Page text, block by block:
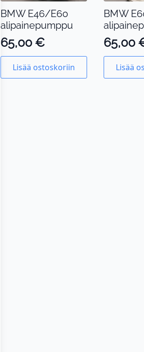
BMW E46/E60
alipainepumppu
65,00 €
Lisää ostoskoriin
BMW
65,00
Lisää